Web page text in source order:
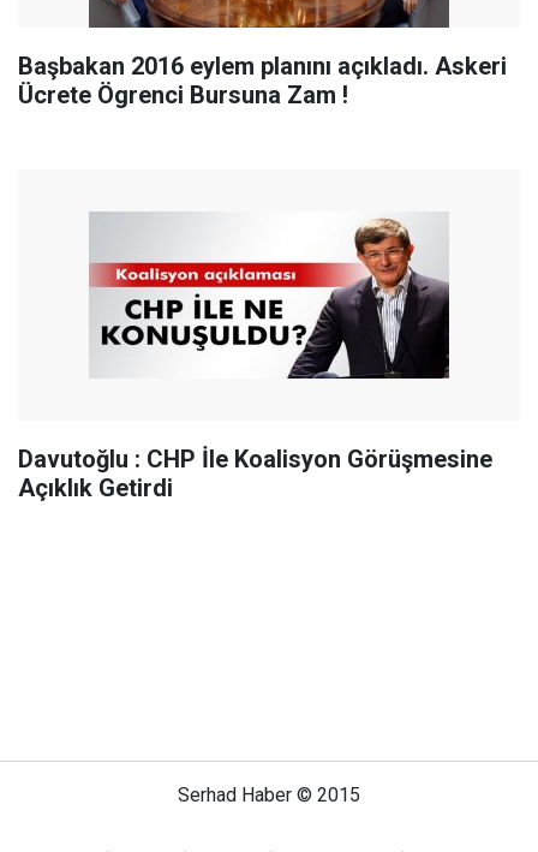
Başbakan 2016 eylem planını açıkladı. Askeri
Ücrete Ögrenci Bursuna Zam !
Davutoğlu : CHP İle Koalisyon Görüşmesine
Açıklık Getirdi
Serhad Haber © 2015